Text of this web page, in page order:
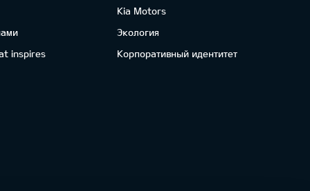
inspires
Kia Motors
Экология
Корпоративный идентитет